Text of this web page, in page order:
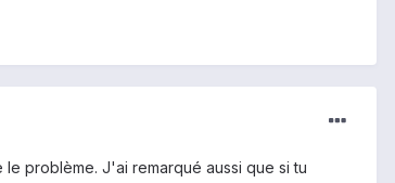
problème. J'ai remarqué aussi que si tu